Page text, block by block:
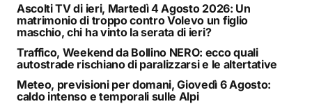
Ascolti TV di ieri, Martedì 4 Agosto 2026: Un
matrimonio di troppo contro Volevo un figlio
maschio, chi ha vinto la serata di ieri?
Traffico, Weekend da Bollino NERO: ecco quali
autostrade rischiano di paralizzarsi e le altertative
Meteo, previsioni per domani, Giovedì 6 Agosto:
caldo intenso e temporali sulle Alpi